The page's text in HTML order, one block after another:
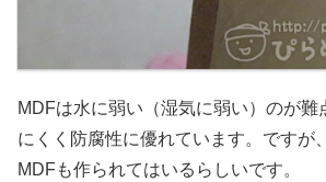
MDFは水に弱い（湿気に弱い）のが難
にくく防腐性に優れています。ですが
MDFも作られてはいるらしいです。